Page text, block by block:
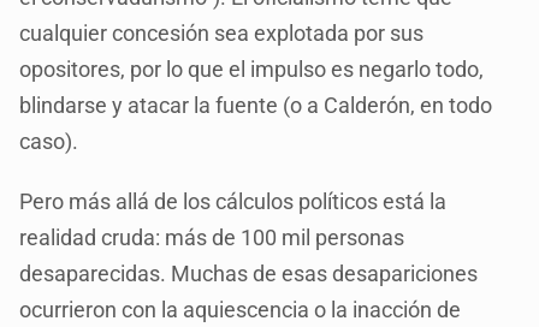
cualquier concesión sea explotada por sus
opositores, por lo que el impulso es negarlo todo,
blindarse y atacar la fuente (o a Calderón, en todo
caso).
Pero más allá de los cálculos políticos está la
realidad cruda: más de 100 mil personas
desaparecidas. Muchas de esas desapariciones
ocurrieron con la aquiescencia o la inacción de